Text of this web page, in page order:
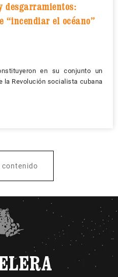
desgarramientos:
“incendiar el océano”
en su conjunto un
la Revolución socialista cubana
contenido